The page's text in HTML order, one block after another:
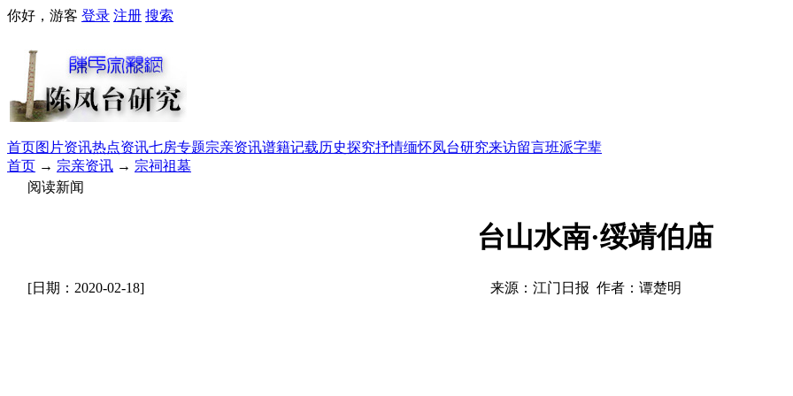
你好，游客 登录 注册 搜索
首页图片资讯热点资讯七房专题宗亲资讯谱籍记载历史探究抒情缅怀凤台研究来访留言班派字辈
首页 → 宗亲资讯 → 宗祠祖墓
阅读新闻
台山水南·绥靖伯庙
[日期：2020-02-18] 来源：江门日报 作者：谭楚明